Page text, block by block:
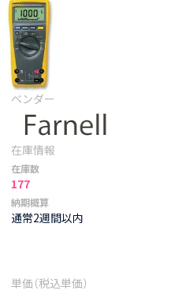
在庫数
177
納期概算
通常2週間以内